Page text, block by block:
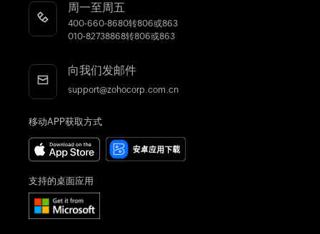
周一至周五
400-660-8680转806或863
010-82738868转806或863
向我们发邮件
support@zohocorp.com.cn
移动APP获取方式
支持的桌面应用